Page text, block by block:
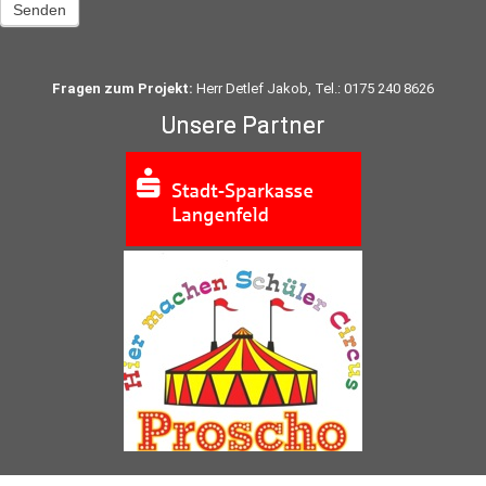
Senden
Fragen zum Projekt: Herr Detlef Jakob, Tel.: 0175 240 8626
Unsere Partner